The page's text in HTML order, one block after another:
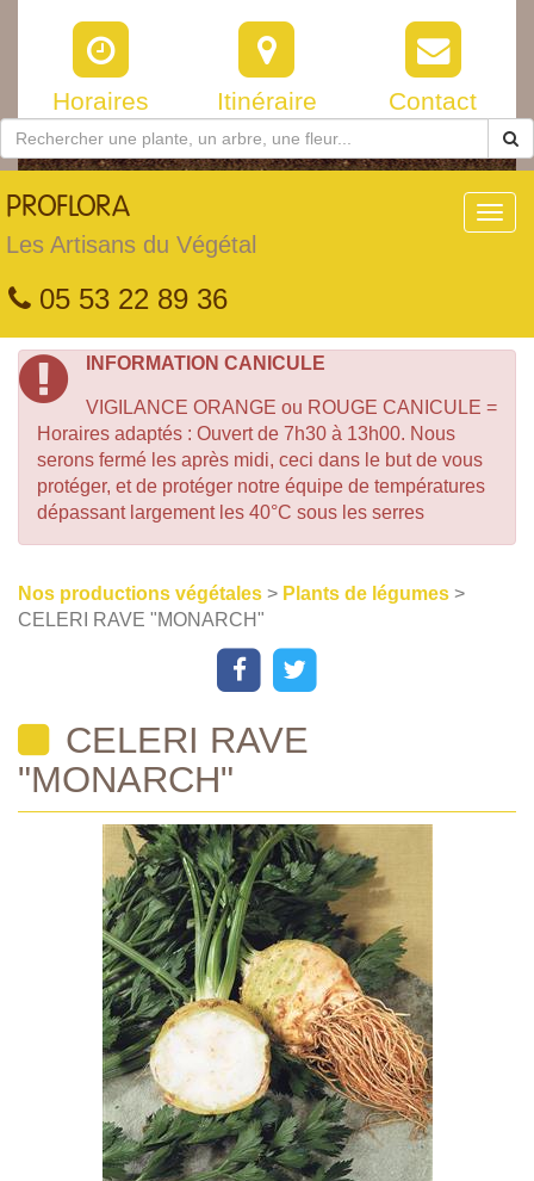
Horaires Itinéraire Contact
PROFLORA
Les Artisans du Végétal
05 53 22 89 36
INFORMATION CANICULE
VIGILANCE ORANGE ou ROUGE CANICULE =
Horaires adaptés : Ouvert de 7h30 à 13h00. Nous
serons fermé les après midi, ceci dans le but de vous
protéger, et de protéger notre équipe de températures
dépassant largement les 40°C sous les serres
Nos productions végétales > Plants de légumes >
CELERI RAVE "MONARCH"
CELERI RAVE
"MONARCH"